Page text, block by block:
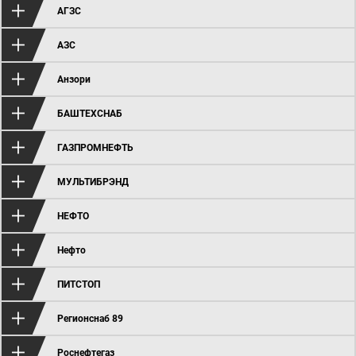
АГЗС
АЗС
Анзори
БАШТЕХСНАБ
ГАЗПРОМНЕФТЬ
МУЛЬТИБРЭНД
НЕФТО
Нефто
ПИТСТОП
Регионснаб 89
Роснефтегаз